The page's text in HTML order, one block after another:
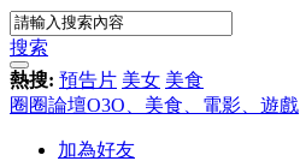
搜索
熱搜: 預告片 美女 美食
圈圈論壇O3O、美食、電影、遊戲
加為好友